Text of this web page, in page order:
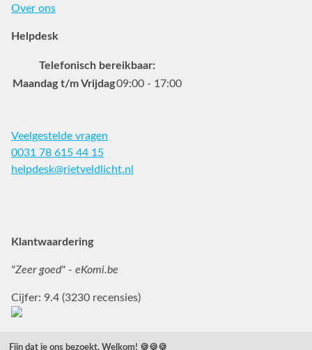
Over ons
Helpdesk
Telefonisch bereikbaar:
Maandag t/m Vrijdag09:00 - 17:00
Veelgestelde vragen
0031 78 615 44 15
helpdesk@rietveldlicht.nl
Klantwaardering
"Zeer goed" - eKomi.be
Cijfer: 9.4 (3230 recensies)
Fijn dat je ons bezoekt. Welkom! 🍪🍪🍪